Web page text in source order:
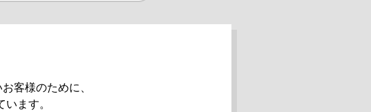
客様のために、
ます。